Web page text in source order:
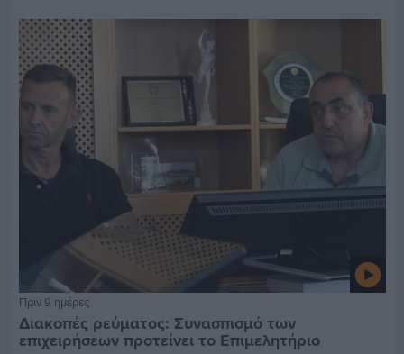
Πριν 9 ημέρες
Διακοπές ρεύματος: Συνασπισμό των
επιχειρήσεων προτείνει το Επιμελητήριο